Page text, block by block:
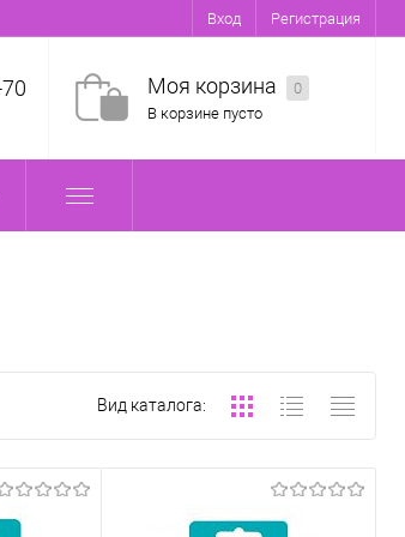
Вход Регистрация
Моя корзина
0
В корзине пусто
Вид каталога: